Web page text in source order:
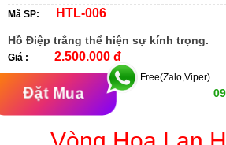
Mã SP: HTL-006
Hồ Điệp trắng thể hiện sự kính trọng.
Giá : 2.500.000 đ
Đặt Mua
Free(Zalo,Viper)